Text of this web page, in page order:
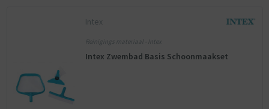
Intex
Reinigings materiaal - Intex
Intex Zwembad Basis Schoonmaakset